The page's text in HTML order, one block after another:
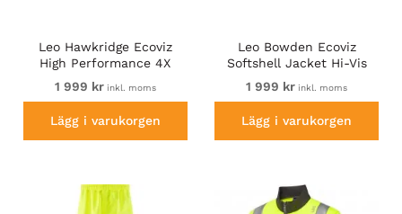
Leo Hawkridge Ecoviz
High Performance 4X
Stretch Trouser Hi-Vis
Yellow/Navy Print
1 999 krinkl. moms
Lägg i varukorgen
Leo Bowden Ecoviz
Softshell Jacket Hi-Vis
Yellow/Navy Print
1 999 kr inkl. moms
Lägg i varukorgen